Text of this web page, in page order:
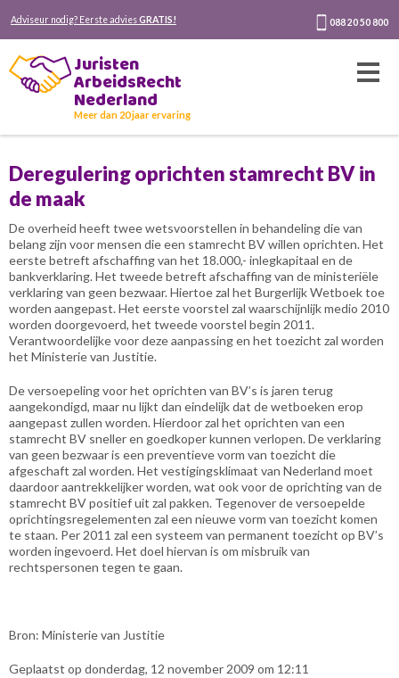
Adviseur nodig? Eerste adviesGRATIS! 088 20 50 800
Juristen
ArbeidsRecht
Nederland
Meer dan 20 jaar ervaring
Deregulering oprichten stamrecht BV in
de maak
De overheid heeft twee wetsvoorstellen in behandeling die van
belang zijn voor mensen die een stamrecht BV willen oprichten. Het
eerste betreft afschaffing van het 18.000,- inlegkapitaal en de
bankverklaring. Het tweede betreft afschaffing van de ministeriële
verklaring van geen bezwaar. Hiertoe zal het Burgerlijk Wetboek toe
worden aangepast. Het eerste voorstel zal waarschijnlijk medio 2010
worden doorgevoerd, het tweede voorstel begin 2011.
Verantwoordelijke voor deze aanpassing en het toezicht zal worden
het Ministerie van Justitie.
De versoepeling voor het oprichten van BV’s is jaren terug
aangekondigd, maar nu lijkt dan eindelijk dat de wetboeken erop
aangepast zullen worden. Hierdoor zal het oprichten van een
stamrecht BV sneller en goedkoper kunnen verlopen. De verklaring
van geen bezwaar is een preventieve vorm van toezicht die
afgeschaft zal worden. Het vestigingsklimaat van Nederland moet
daardoor aantrekkelijker worden, wat ook voor de oprichting van de
stamrecht BV positief uit zal pakken. Tegenover de versoepelde
oprichtingsregelementen zal een nieuwe vorm van toezicht komen
te staan. Per 2011 zal een systeem van permanent toezicht op BV’s
worden ingevoerd. Het doel hiervan is om misbruik van
rechtspersonen tegen te gaan.
Bron: Ministerie van Justitie
Geplaatst op donderdag, 12 november 2009 om 12:11